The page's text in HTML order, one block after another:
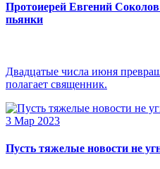
Протоиерей Евгений
пьянки
Двадцатые числа июня
полагает священник.
3 Мар 2023
Пусть тяжелые новости не